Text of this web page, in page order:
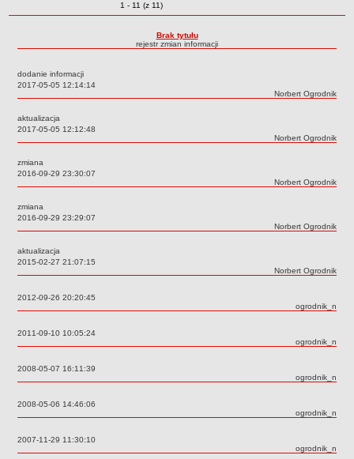
Techniczne Zakłady Naukowe
PRZEDSZKOLA
ARCHIWUM SZKÓŁ I PLACÓWEK
Zlikwidowane gimnazja
Przekształcone szkoły i placówki
Wielofunkcyjna Placówka
SPECJALNE OŚRODKI SZKOLNO-WYCHOWAWCZE
Specjalny Ośrodek nr 1
BURSA MIEJSKA
Dane podstawowe
Statut
Majątek
Godziny dyżurów
Ogłoszenie
Zarządzenia
Deklaracja dostępności
Zespół Poradni
Zmiany o pozycjach
1 - 11 (z 11)
Brak tytułu
rejestr zmian informacji
dodanie informacji
Data:
2017-05-05 12:14:14
Autor:
Norbert Ogrodnik
aktualizacja
Data:
2017-05-05 12:12:48
Autor:
Norbert Ogrodnik
zmiana
Data:
2016-09-29 23:30:07
Autor:
Norbert Ogrodnik
zmiana
Data:
2016-09-29 23:29:07
Autor:
Norbert Ogrodnik
aktualizacja
Data:
2015-02-27 21:07:15
Autor:
Norbert Ogrodnik
Data:
2012-09-26 20:20:45
Autor:
ogrodnik_n
Data:
2011-09-10 10:05:24
Autor:
ogrodnik_n
Data:
2008-05-07 16:11:39
Autor:
ogrodnik_n
Data:
2008-05-06 14:46:06
Autor:
ogrodnik_n
Data:
2007-11-29 11:30:10
Autor:
ogrodnik_n